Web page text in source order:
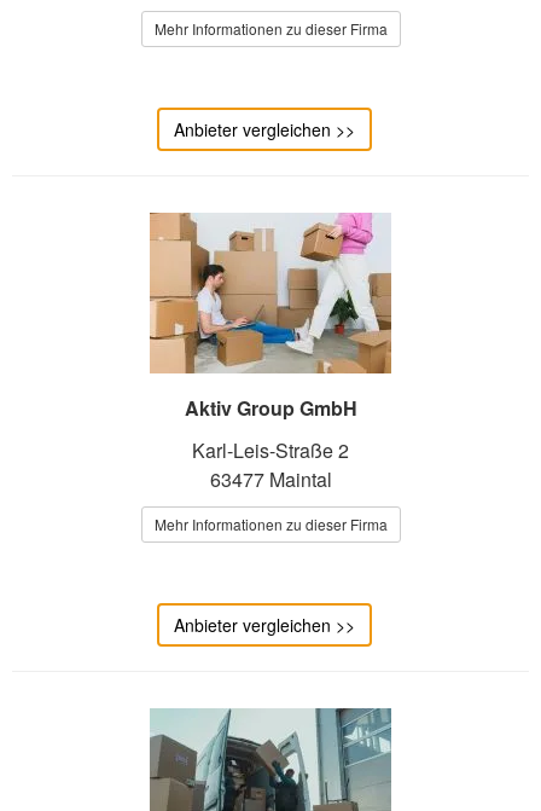
Mehr Informationen zu dieser Firma
Anbieter vergleichen >>
Aktiv Group GmbH
Karl-Leis-Straße 2
63477 Maintal
Mehr Informationen zu dieser Firma
Anbieter vergleichen >>